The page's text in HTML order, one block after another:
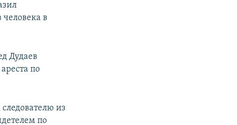
в
Дудаев
по
из
по